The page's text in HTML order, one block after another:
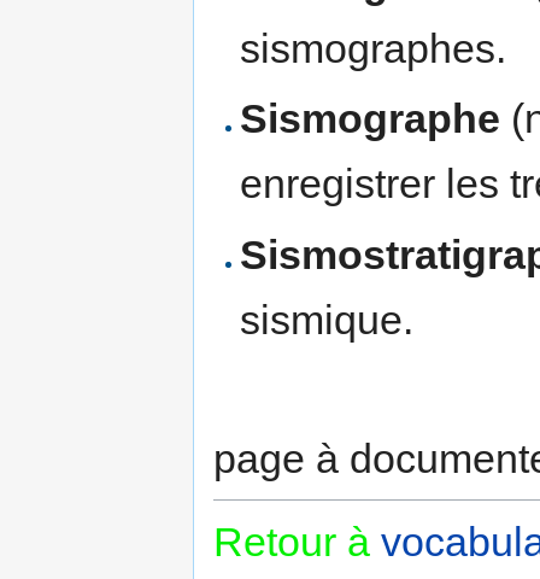
sismographes.
Sismographe
enregistrer les
sismique.
page à
Retour à